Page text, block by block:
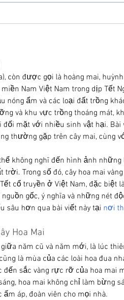
còn được gọi là hoàng mai,
Nam Việt Nam trong dịp Tết
nóng ẩm và các loại đất trồng
và khu vực trồng thoáng mát,
đối mặt với nhiều sinh vật hại. Bài
thường gặp trên cây mai, cùng
không nghĩ đến hình ảnh những
Trong số đó, cây hoa mai
cổ truyền ở Việt Nam, đặc biệt
gốc, ý nghĩa và những nét
sâu hơn qua bài viết này tại nơi
Hoa Mai
năm cũ và năm mới, là lúc
là mùa của các loài hoa đua
sắc vàng rực rỡ của hoa mai
hoa mai không chỉ làm bừng
áp, đoàn viên cho mọi nhà.